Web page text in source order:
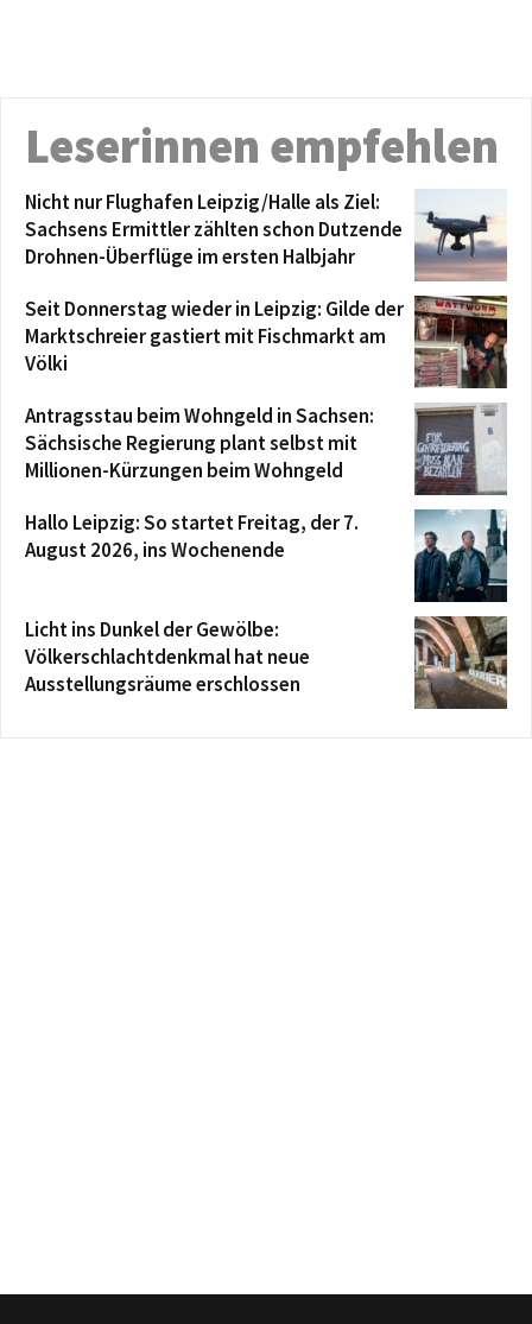
Leserinnen empfehlen
Nicht nur Flughafen Leipzig/Halle als Ziel:
Sachsens Ermittler zählten schon Dutzende
Drohnen-Überflüge im ersten Halbjahr
Seit Donnerstag wieder in Leipzig: Gilde der
Marktschreier gastiert mit Fischmarkt am
Völki
Antragsstau beim Wohngeld in Sachsen:
Sächsische Regierung plant selbst mit
Millionen-Kürzungen beim Wohngeld
Hallo Leipzig: So startet Freitag, der 7.
August 2026, ins Wochenende
Licht ins Dunkel der Gewölbe:
Völkerschlachtdenkmal hat neue
Ausstellungsräume erschlossen